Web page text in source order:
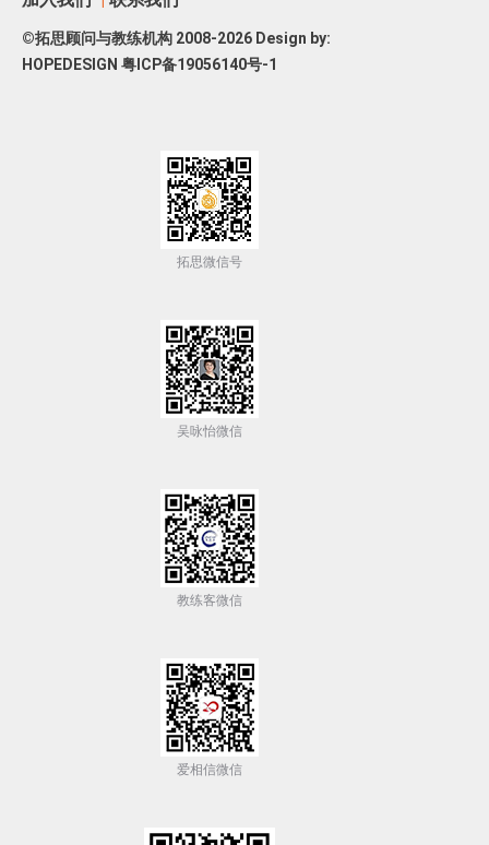
©拓思顾问与教练机构 2008-2026 Design by:
HOPEDESIGN 粤ICP备19056140号-1
拓思微信号
吴咏怡微信
教练客微信
爱相信微信